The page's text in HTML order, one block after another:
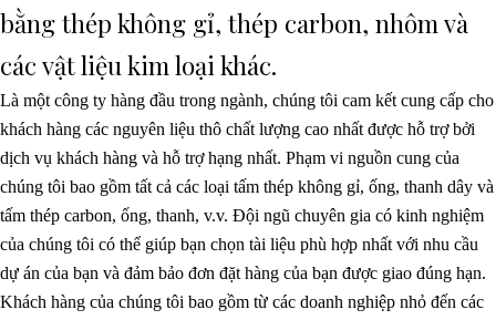
bằng thép không gỉ, thép carbon, nhôm và
các vật liệu kim loại khác.
Là một công ty hàng đầu trong ngành, chúng tôi cam kết cung cấp cho
khách hàng các nguyên liệu thô chất lượng cao nhất được hỗ trợ bởi
dịch vụ khách hàng và hỗ trợ hạng nhất. Phạm vi nguồn cung của
chúng tôi bao gồm tất cả các loại tấm thép không gỉ, ống, thanh dây và
tấm thép carbon, ống, thanh, v.v. Đội ngũ chuyên gia có kinh nghiệm
của chúng tôi có thể giúp bạn chọn tài liệu phù hợp nhất với nhu cầu
dự án của bạn và đảm bảo đơn đặt hàng của bạn được giao đúng hạn.
Khách hàng của chúng tôi bao gồm từ các doanh nghiệp nhỏ đến các